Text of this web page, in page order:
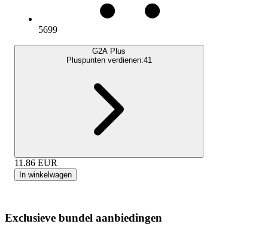
5699
G2A Plus
Pluspunten verdienen:41
11.86 EUR
In winkelwagen
Exclusieve bundel aanbiedingen